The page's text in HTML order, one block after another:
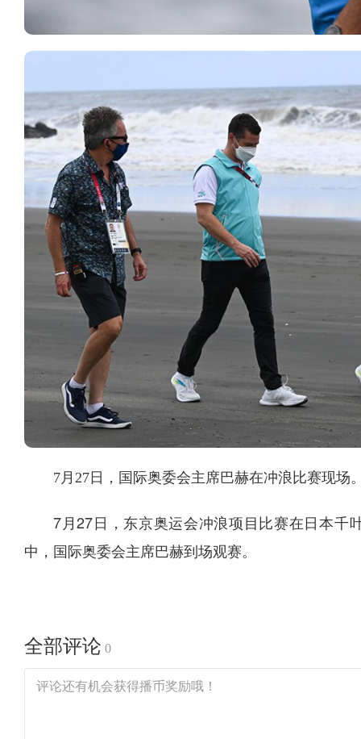
7月27日，国际奥委会主席巴赫在冲浪比赛现场
7月27日，东京奥运会冲浪项目比赛在日本千
中，国际奥委会主席巴赫到场观赛。
全部评论 0